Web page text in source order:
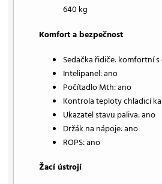
640 kg
Komfort a bezpečnost
Sedačka řidiče: komfortní
Intelipanel: ano
Počítadlo Mth: ano
Kontrola teploty chladicí
Ukazatel stavu paliva: ano
Držák na nápoje: ano
ROPS: ano
Žací ústrojí